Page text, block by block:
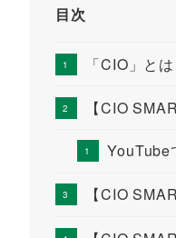
目次
「CIO」とは
【CIO
YouTube
【CIO